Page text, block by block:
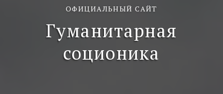
ОФИЦИАЛЬНЫЙ САЙТ
Гуманитарная
соционика